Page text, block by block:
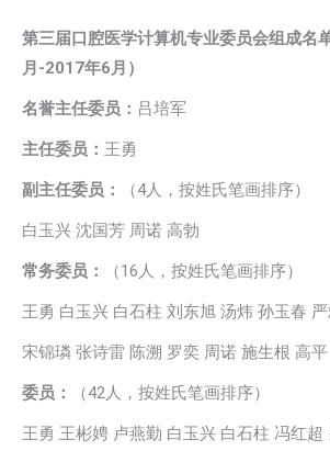
第三届口腔医学计算机专业委员会组成名
月-2017年6月）
名誉主任委员： 吕培军
主任委员： 王勇
副主任委员： （4人，按姓氏笔画排序）
白玉兴 沈国芳 周诺 高勃
常务委员： （16人，按姓氏笔画排序）
王勇 白玉兴 白石柱 刘东旭 汤炜 孙玉春
宋锦璘 张诗雷 陈溯 罗奕 周诺 施生根 高
委员： （42人，按姓氏笔画排序）
王勇 王彬娉 卢燕勤 白玉兴 白石柱 冯红超